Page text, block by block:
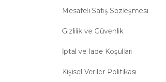
Mesafeli Satış Sözleşmesi
Gizlilik ve Güvenlik
İptal ve İade Koşullari
Kişisel Veriler Politikası